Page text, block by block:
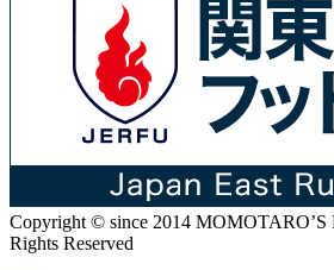
Copyright © since 2014 MOMOTARO’S
Rights Reserved